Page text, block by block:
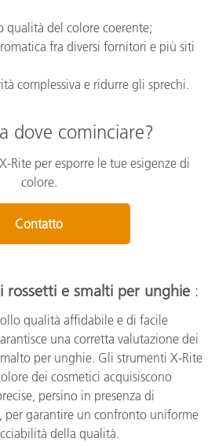
qualità del colore coerente;
fra diversi fornitori e più siti
complessiva e ridurre gli sprechi.
dove cominciare?
Rite per esporre le tue esigenze di
colore.
Contatto
rossetti e smalti per unghie :
qualità affidabile e di facile
una corretta valutazione dei
per unghie. Gli strumenti X-Rite
dei cosmetici acquisiscono
persino in presenza di
per garantire un confronto uniforme
della qualità.